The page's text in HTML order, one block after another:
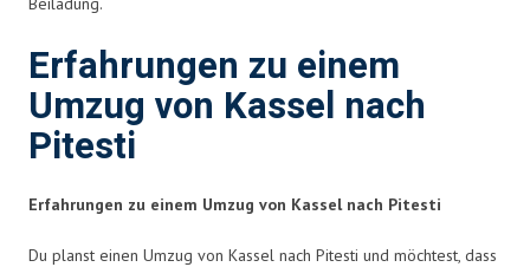
Erfahrungen zu einem
Umzug von Kassel nach
Pitesti
Erfahrungen zu einem Umzug von Kassel nach Pitesti
Du planst einen Umzug von Kassel nach Pitesti und möchtest, dass